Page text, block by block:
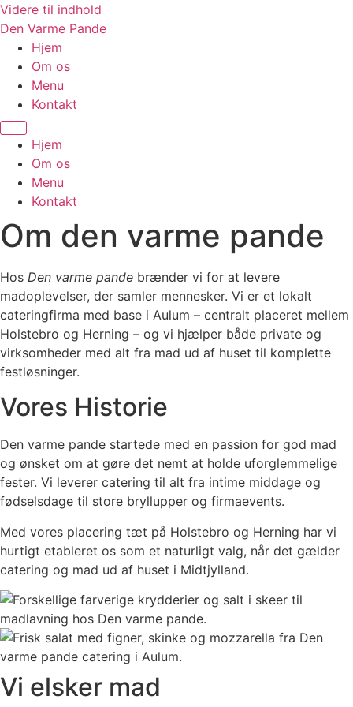
Videre til indhold
Den Varme Pande
Hjem
Om os
Menu
Kontakt
Hjem
Om os
Menu
Kontakt
Om den varme pande
Hos Den varme pande brænder vi for at levere
madoplevelser, der samler mennesker. Vi er et lokalt
cateringfirma med base i Aulum – centralt placeret mellem
Holstebro og Herning – og vi hjælper både private og
virksomheder med alt fra mad ud af huset til komplette
festløsninger.
Vores Historie
Den varme pande startede med en passion for god mad
og ønsket om at gøre det nemt at holde uforglemmelige
fester. Vi leverer catering til alt fra intime middage og
fødselsdage til store bryllupper og firmaevents.
Med vores placering tæt på Holstebro og Herning har vi
hurtigt etableret os som et naturligt valg, når det gælder
catering og mad ud af huset i Midtjylland.
Vi elsker mad